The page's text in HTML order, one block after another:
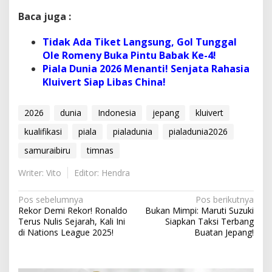
Baca juga :
Tidak Ada Tiket Langsung, Gol Tunggal
Ole Romeny Buka Pintu Babak Ke-4!
Piala Dunia 2026 Menanti! Senjata Rahasia
Kluivert Siap Libas China!
2026 dunia Indonesia jepang
kluivert
kualifikasi
piala pialadunia
pialadunia2026
samuraibiru
timnas
Writer: Vito
Editor: Hendra
N
a
v
Pos sebelumnya
Rekor Demi Rekor! Ronaldo
Terus Nulis Sejarah, Kali Ini
di Nations League 2025!
Pos berikutnya
Bukan Mimpi: Maruti Suzuki
Siapkan Taksi Terbang
Buatan Jepang!